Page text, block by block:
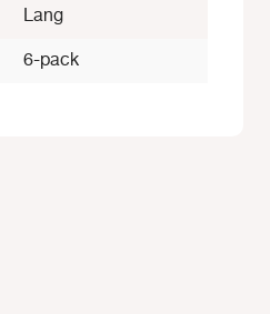
Lang
6-pack